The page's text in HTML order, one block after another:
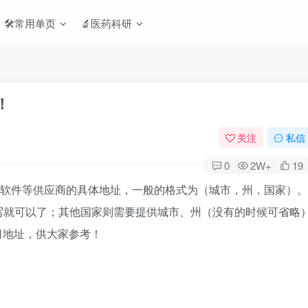
🛠️常用单页 🔬医药科研
关注 私信
0 2W+ 19
等供应商的具体地址，一般的格式为（城市，州，国家）。
可以了；其他国家则需要提供城市、州（没有的时候可省略）
址，供大家参考！